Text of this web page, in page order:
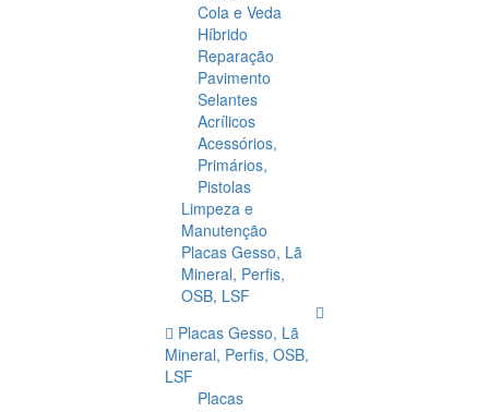
Cola e Veda
Híbrido
Reparação
Pavimento
Selantes
Acrílicos
Acessórios,
Primários,
Pistolas
Limpeza e
Manutenção
Placas Gesso, Lã
Mineral, Perfis,
OSB, LSF
Placas Gesso, Lã
Mineral, Perfis, OSB,
LSF
Placas